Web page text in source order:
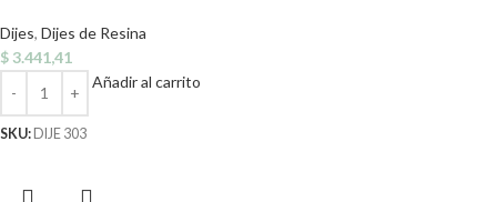
Dijes, Dijes de Resina
$ 3.441,41
Añadir al carrito
SKU:DIJE 303